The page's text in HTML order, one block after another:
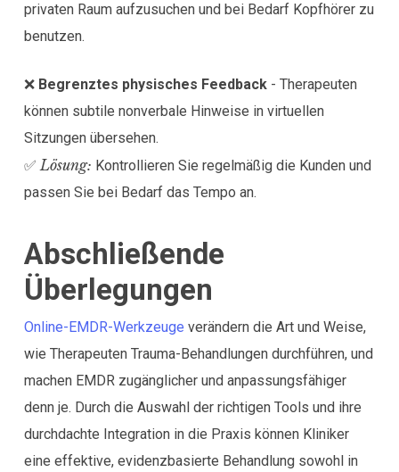
privaten Raum aufzusuchen und bei Bedarf Kopfhörer zu
benutzen.
❌ Begrenztes physisches Feedback- Therapeuten
können subtile nonverbale Hinweise in virtuellen
Sitzungen übersehen.
✅Lösung: Kontrollieren Sie regelmäßig die Kunden und
passen Sie bei Bedarf das Tempo an.
Abschließende
Überlegungen
Online-EMDR-Werkzeuge verändern die Art und Weise,
wie Therapeuten Trauma-Behandlungen durchführen, und
machen EMDR zugänglicher und anpassungsfähiger
denn je. Durch die Auswahl der richtigen Tools und ihre
durchdachte Integration in die Praxis können Kliniker
eine effektive, evidenzbasierte Behandlung sowohl in